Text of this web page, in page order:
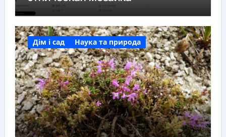
Дім і сад Наука та природа